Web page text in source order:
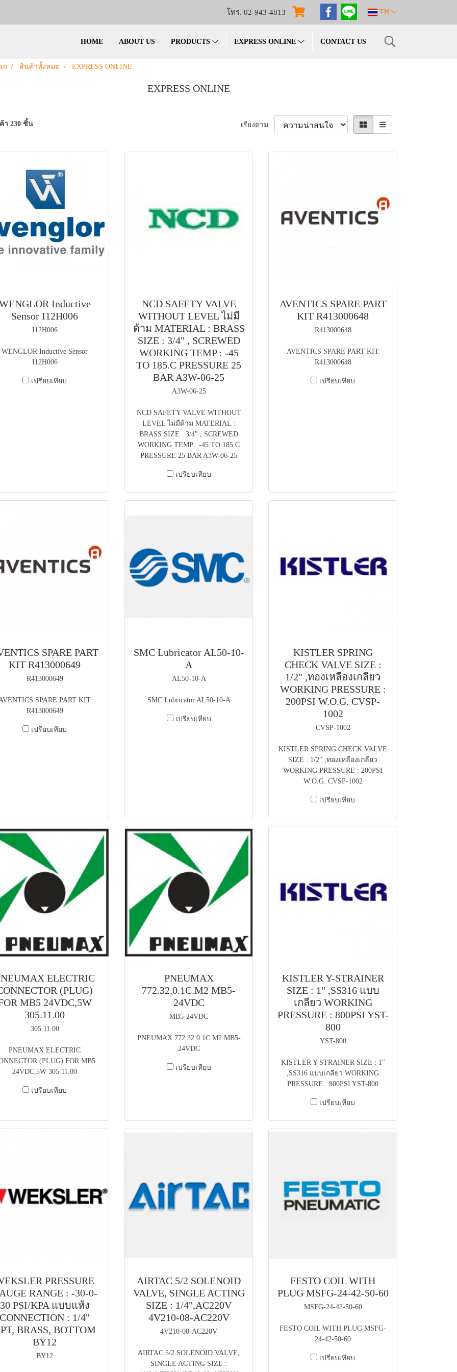
โทร. 02-943-4813 TH
HOME ABOUT US PRODUCTS EXPRESS ONLINE CONTACT US
ก สินค้าทั้งหมด EXPRESS ONLINE
EXPRESS ONLINE
า 230 ชิ้น เรียงตาม
Inductive
Sensor I12H006
I12H006
WENGLOR Inductive Sensor
I12H006
เปรียบเทียบ
NCD SAFETY VALVE
WITHOUT LEVEL ไม่มี
ด้าม MATERIAL : BRASS
SIZE : 3/4" , SCREWED
WORKING TEMP : -45
TO 185.C PRESSURE 25
BAR A3W-06-25
A3W-06-25
NCD SAFETY VALVE WITHOUT
LEVEL ไม่มีด้าม MATERIAL :
BRASS SIZE : 3/4" , SCREWED
WORKING TEMP : -45 TO 185.C
PRESSURE 25 BAR A3W-06-25
เปรียบเทียบ
AVENTICS SPARE PART
KIT R413000648
R413000648
AVENTICS SPARE PART KIT
R413000648
เปรียบเทียบ
SPARE PART
KIT R413000649
R413000649
SPARE PART KIT
R413000649
เปรียบเทียบ
SMC Lubricator AL50-10-
A
AL50-10-A
SMC Lubricator AL50-10-A
เปรียบเทียบ
KISTLER SPRING
CHECK VALVE SIZE :
1/2" ,ทองเหลืองเกลียว
WORKING PRESSURE :
200PSI W.O.G. CVSP-
1002
CVSP-1002
KISTLER SPRING CHECK VALVE
SIZE : 1/2" ,ทองเหลืองเกลียว
WORKING PRESSURE : 200PSI
W.O.G. CVSP-1002
เปรียบเทียบ
ELECTRIC
(PLUG)
MB5 24VDC,5W
305.11.00
305.11.00
PNEUMAX ELECTRIC
(PLUG) FOR MB5
24VDC,5W 305.11.00
เปรียบเทียบ
PNEUMAX
772.32.0.1C.M2 MB5-
24VDC
MB5-24VDC
PNEUMAX 772.32.0.1C.M2 MB5-
24VDC
เปรียบเทียบ
KISTLER Y-STRAINER
SIZE : 1" ,SS316 แบบ
เกลียว WORKING
PRESSURE : 800PSI YST-
800
YST-800
KISTLER Y-STRAINER SIZE : 1"
,SS316 แบบเกลียว WORKING
PRESSURE : 800PSI YST-800
เปรียบเทียบ
PRESSURE
RANGE : -30-0-
30 PSI/KPA แบบแห้ง
CONNECTION : 1/4"
BRASS, BOTTOM
BY12
BY12
AIRTAC 5/2 SOLENOID
VALVE, SINGLE ACTING
SIZE : 1/4",AC220V
4V210-08-AC220V
4V210-08-AC220V
AIRTAC 5/2 SOLENOID VALVE,
SINGLE ACTING SIZE :
FESTO COIL WITH
PLUG MSFG-24-42-50-60
MSFG-24-42-50-60
FESTO COIL WITH PLUG MSFG-
24-42-50-60
เปรียบเทียบ